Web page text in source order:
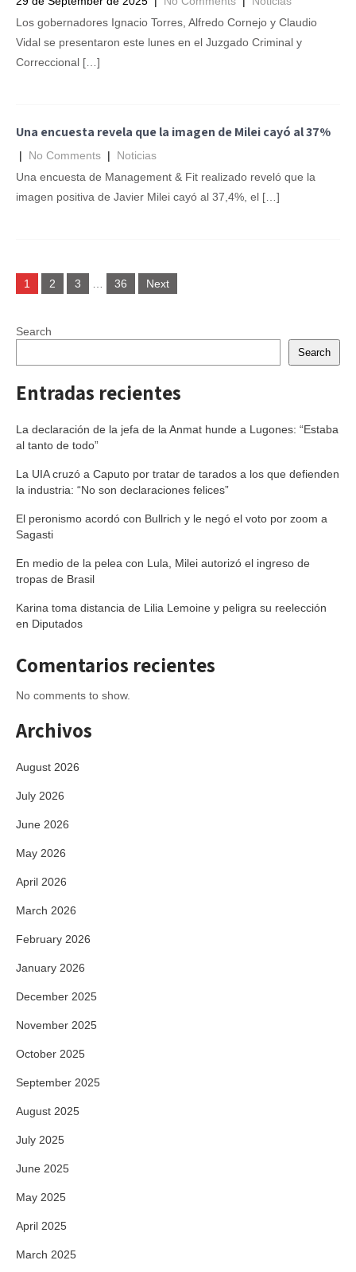
Los gobernadores Ignacio Torres, Alfredo Cornejo y Claudio
Vidal se presentaron este lunes en el Juzgado Criminal y
Correccional […]
Una encuesta revela que la imagen de Milei cayó al 37%
| No Comments | Noticias
Una encuesta de Management & Fit realizado reveló que la
imagen positiva de Javier Milei cayó al 37,4%, el […]
Posts
navigation
1 2 3 36 Next
Search
Search
Entradas recientes
La declaración de la jefa de la Anmat hunde a Lugones: “Estaba
al tanto de todo”
La UIA cruzó a Caputo por tratar de tarados a los que defienden
la industria: “No son declaraciones felices”
El peronismo acordó con Bullrich y le negó el voto por zoom a
Sagasti
En medio de la pelea con Lula, Milei autorizó el ingreso de
tropas de Brasil
Karina toma distancia de Lilia Lemoine y peligra su reelección
en Diputados
Comentarios recientes
No comments to show.
Archivos
August 2026
July 2026
June 2026
May 2026
April 2026
March 2026
February 2026
January 2026
December 2025
November 2025
October 2025
September 2025
August 2025
July 2025
June 2025
May 2025
April 2025
March 2025